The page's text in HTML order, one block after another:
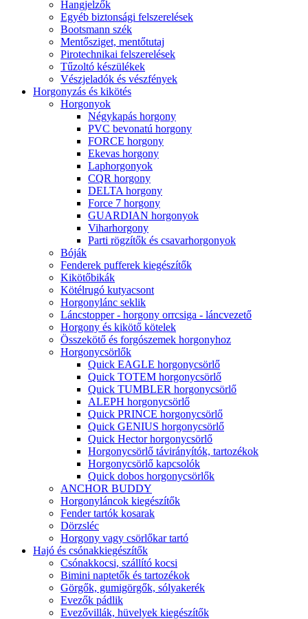
Hangjelzők
Egyéb biztonsági felszerelések
Bootsmann szék
Mentősziget, mentőtutaj
Pirotechnikai felszerelések
Tűzoltó készülékek
Vészjeladók és vészfények
Horgonyzás és kikötés
Horgonyok
Négykapás horgony
PVC bevonatú horgony
FORCE horgony
Ekevas horgony
Laphorgonyok
CQR horgony
DELTA horgony
Force 7 horgony
GUARDIAN horgonyok
Viharhorgony
Parti rögzítők és csavarhorgonyok
Bóják
Fenderek pufferek kiegészítők
Kikötőbikák
Kötélrugó kutyacsont
Horgonylánc seklik
Láncstopper - horgony orrcsiga - láncvezető
Horgony és kikötő kötelek
Összekötő és forgószemek horgonyhoz
Horgonycsörlők
Quick EAGLE horgonycsörlő
Quick TOTEM horgonycsörlő
Quick TUMBLER horgonycsörlő
ALEPH horgonycsörlő
Quick PRINCE horgonycsörlő
Quick GENIUS horgonycsörlő
Quick Hector horgonycsörlő
Horgonycsörlő távirányítók, tartozékok
Horgonycsörlő kapcsolók
Quick dobos horgonycsörlők
ANCHOR BUDDY
Horgonyláncok kiegészítők
Fender tartók kosarak
Dörzsléc
Horgony vagy csörlőkar tartó
Hajó és csónakkiegészítők
Csónakkocsi, szállító kocsi
Bimini naptetők és tartozékok
Görgők, gumigörgők, sólyakerék
Evezők pádlik
Evezővillák, hüvelyek kiegészítők